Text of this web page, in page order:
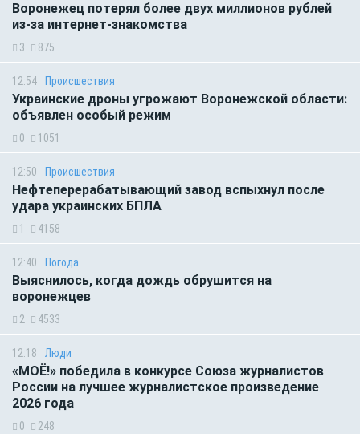
Воронежец потерял более двух миллионов рублей
из-за интернет-знакомства
3 875
12:54 Происшествия
Украинские дроны угрожают Воронежской области:
объявлен особый режим
0 1051
12:50 Происшествия
Нефтеперерабатывающий завод вспыхнул после
удара украинских БПЛА
1 4158
12:40 Погода
Выяснилось, когда дождь обрушится на
воронежцев
2 4533
12:18 Люди
«МОЁ!» победила в конкурсе Союза журналистов
России на лучшее журналистское произведение
2026 года
0 248